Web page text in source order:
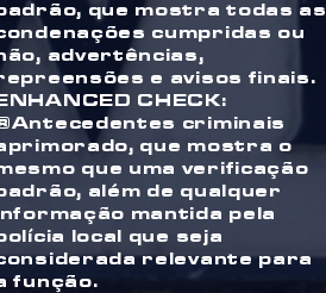
que mostra todas as
cumpridas ou
advertências,
e avisos finais.
CHECK:
criminais
que mostra o
que uma verificação
além de qualquer
mantida pela
local que seja
relevante para
função.